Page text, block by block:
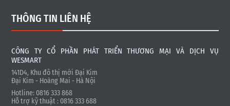
THÔNG TIN LIÊN HỆ
CÔNG TY CỔ PHẦN PHÁT TRIỂN THƯƠNG MẠI VÀ DỊCH VỤ
WESMART
141D4, Khu đô thị mới Đại Kim
Đại Kim - Hoàng Mai - Hà Nội
Hotline: 0816 333 868
Hỗ trợ kỹ thuật : 0816 333 688